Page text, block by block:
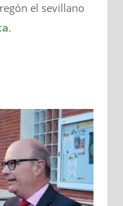
el sevillano
.